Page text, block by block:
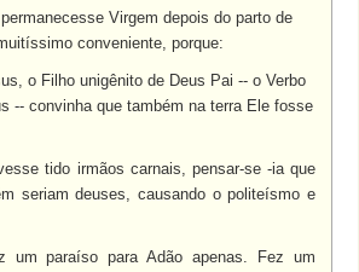
Virgem depois do parto de
conveniente, porque:
o Filho unigênito de Deus Pai -- o Verbo
-- convinha que também na terra Ele fosse
tido irmãos carnais, pensar-se -ia que
seriam deuses, causando o politeísmo e
um paraíso para Adão apenas. Fez um